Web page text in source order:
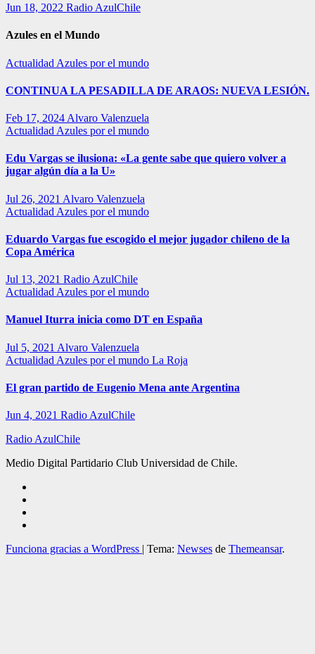
Jun 18, 2022 Radio AzulChile
Azules en el Mundo
Actualidad Azules por el mundo
CONTINUA LA PESADILLA DE ARAOS: NUEVA LESIÓN.
Feb 17, 2024 Alvaro Valenzuela
Actualidad Azules por el mundo
Edu Vargas se ilusiona: «La gente sabe que quiero volver a
jugar algún día a la U»
Jul 26, 2021 Alvaro Valenzuela
Actualidad Azules por el mundo
Eduardo Vargas fue escogido el mejor jugador chileno de la
Copa América
Jul 13, 2021 Radio AzulChile
Actualidad Azules por el mundo
Manuel Iturra inicia como DT en España
Jul 5, 2021 Alvaro Valenzuela
Actualidad Azules por el mundo La Roja
El gran partido de Eugenio Mena ante Argentina
Jun 4, 2021 Radio AzulChile
Radio AzulChile
Medio Digital Partidario Club Universidad de Chile.
Funciona gracias a WordPress | Tema: Newses de Themeansar.